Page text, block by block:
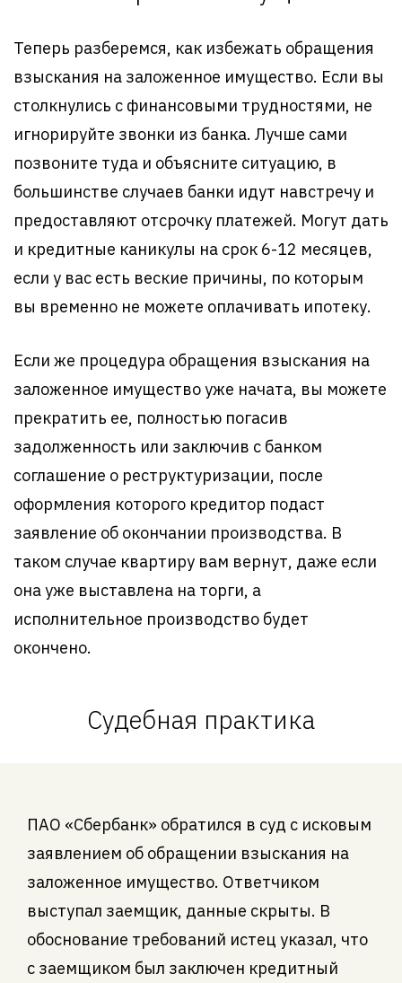
Теперь разберемся, как избежать обращения
взыскания на заложенное имущество. Если вы
столкнулись с финансовыми трудностями, не
игнорируйте звонки из банка. Лучше сами
позвоните туда и объясните ситуацию, в
большинстве случаев банки идут навстречу и
предоставляют отсрочку платежей. Могут дать
и кредитные каникулы на срок 6-12 месяцев,
если у вас есть веские причины, по которым
вы временно не можете оплачивать ипотеку.
Если же процедура обращения взыскания на
заложенное имущество уже начата, вы можете
прекратить ее, полностью погасив
задолженность или заключив с банком
соглашение о реструктуризации, после
оформления которого кредитор подаст
заявление об окончании производства. В
таком случае квартиру вам вернут, даже если
она уже выставлена на торги, а
исполнительное производство будет
окончено.
Судебная практика
ПАО «Сбербанк» обратился в суд с исковым
заявлением об обращении взыскания на
заложенное имущество. Ответчиком
выступал заемщик, данные скрыты. В
обоснование требований истец указал, что
с заемщиком был заключен кредитный